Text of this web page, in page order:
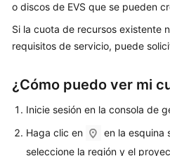
Guía
del
usuario
frecuentes
populares
o discos de EVS que se pueden
Si la cuota de recursos existente
requisitos de servicio, puede
¿Cómo puedo ver mi
Inicie sesión en la consola de
Haga clic en
en la esquina
seleccione la región y el